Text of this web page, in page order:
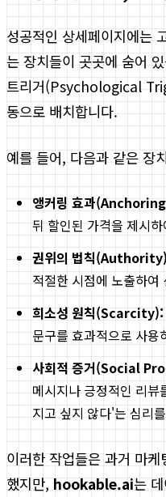
성공적인 상세페이지에는
는 장치들이 곳곳에 숨어
트리거(Psychological
동으로 배치합니다.
예를 들어, 다음과 같은 장
앵커링 효과
뒤 할인된 가격을 제시
권위의 법칙
적절한 시점에 노출하여
희소성 원칙(Scarcity):
문구를 효과적으로 사
사회적 증거(Social
메시지나 긍정적인 리뷰
지고 싶지 않다'는 심리
이러한 작업들은 과거 마
했지만, hookable.ai는